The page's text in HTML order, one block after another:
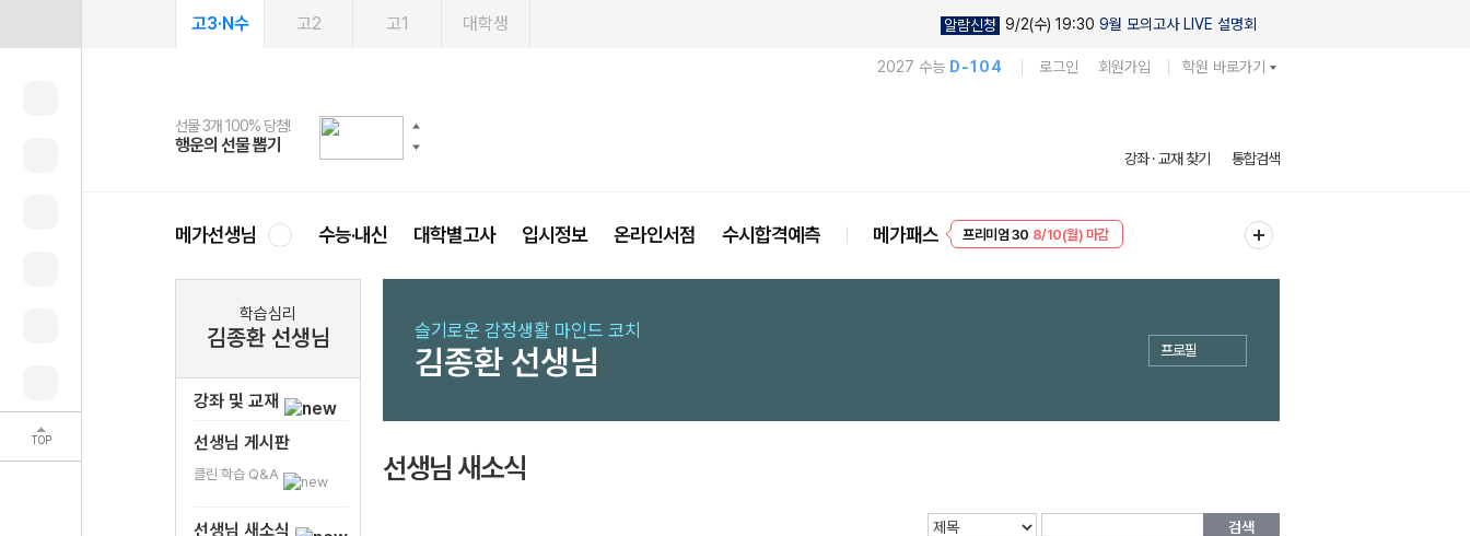
TOP
고3·N수 고2 고1 대학생 알람신청 9/2(수) 19:30 9월 모의고사 LIVE 설명회
2027 수능 D-104 로그인 회원가입 학원 바로가기
선물 3개 100% 당첨!
행운의 선물 뽑기
선물 100% 증정!
메가스터디 X 올리브
여름방학 스터디 캐시백
메가런 썸머스쿨
2027 러셀 단과
강사 공개선발
스마트러닝앱
설문 EVENT
메가패스
3일 무료 체험권
메가패스 수강생 무료혜택!
메가클럽 멤버십
사회공헌 캠페인
희망이룸 메가나눔
강좌 · 교재 찾기 통합검색
메가선생님 수능·내신 대학별고사 입시정보 온라인서점 수시합격예측 메가패스
프리미엄 30 8/10(월) 마감
학습심리
김종환 선생님
강좌 및 교재
선생님 게시판
클린 학습 Q&A
선생님 새소식
슬기로운 감정생활 마인드 코치
김종환 선생님 프로필
선생님 새소식
검색